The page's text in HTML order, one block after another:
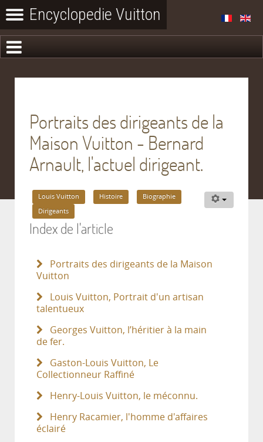
Portraits des dirigeants de la
Maison Vuitton - Bernard
Arnault, l'actuel dirigeant.
Louis Vuitton Histoire
Biographie
Dirigeants
Index de l'article
Portraits des dirigeants de la Maison
Vuitton
Louis Vuitton, Portrait d'un artisan
talentueux
Georges Vuitton, l’héritier à la main
de fer.
Gaston-Louis Vuitton, Le
Collectionneur Raffiné
Henry-Louis Vuitton, le méconnu.
Henry Racamier, l'homme d'affaires
éclairé